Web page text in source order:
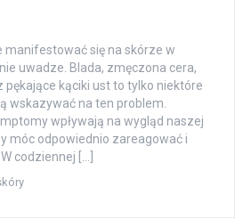
manifestować się na skórze w
uwadze. Blada, zmęczona cera,
pękające kąciki ust to tylko niektóre
wskazywać na ten problem.
wpływają na wygląd naszej
móc odpowiednio zareagować i
codziennej […]